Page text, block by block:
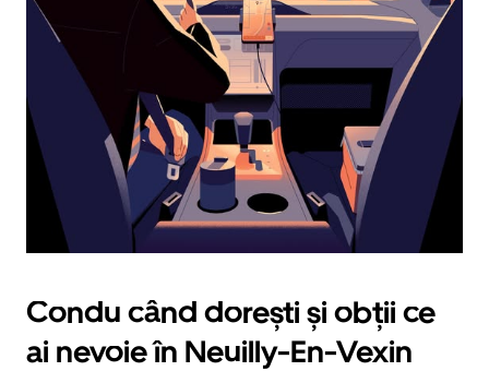
în
jos.
Închide
calendarul
apăsând
pe
butonul
Escape.
Condu când dorești și obții ce
ai nevoie în Neuilly-En-Vexin